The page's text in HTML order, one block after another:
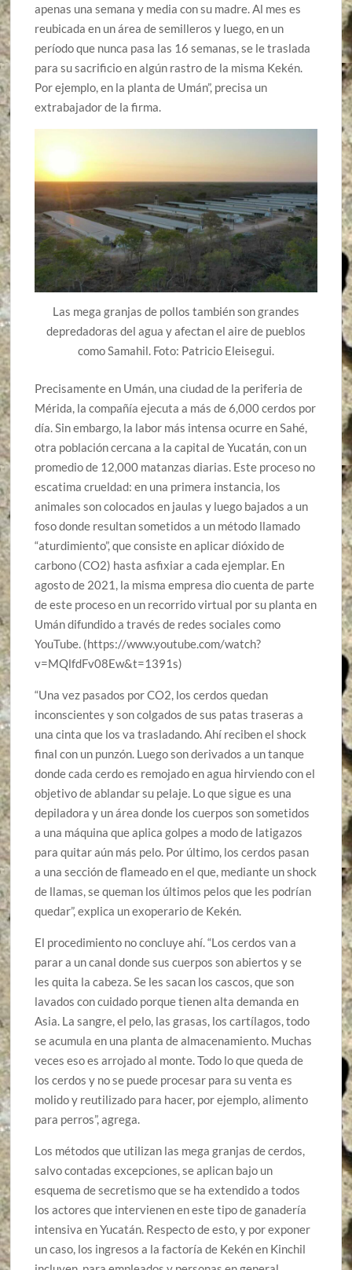
apenas una semana y media con su madre. Al mes es
reubicada en un área de semilleros y luego, en un
período que nunca pasa las 16 semanas, se le traslada
para su sacrificio en algún rastro de la misma Kekén.
Por ejemplo, en la planta de Umán”, precisa un
extrabajador de la firma.
Las mega granjas de pollos también son grandes
depredadoras del agua y afectan el aire de pueblos
como Samahil. Foto: Patricio Eleisegui.
Precisamente en Umán, una ciudad de la periferia de
Mérida, la compañía ejecuta a más de 6,000 cerdos por
día. Sin embargo, la labor más intensa ocurre en Sahé,
otra población cercana a la capital de Yucatán, con un
promedio de 12,000 matanzas diarias. Este proceso no
escatima crueldad: en una primera instancia, los
animales son colocados en jaulas y luego bajados a un
foso donde resultan sometidos a un método llamado
“aturdimiento”, que consiste en aplicar dióxido de
carbono (CO2) hasta asfixiar a cada ejemplar. En
agosto de 2021, la misma empresa dio cuenta de parte
de este proceso en un recorrido virtual por su planta en
Umán difundido a través de redes sociales como
YouTube. (https://www.youtube.com/watch?
v=MQlfdFv08Ew&t=1391s)
“Una vez pasados por CO2, los cerdos quedan
inconscientes y son colgados de sus patas traseras a
una cinta que los va trasladando. Ahí reciben el shock
final con un punzón. Luego son derivados a un tanque
donde cada cerdo es remojado en agua hirviendo con el
objetivo de ablandar su pelaje. Lo que sigue es una
depiladora y un área donde los cuerpos son sometidos
a una máquina que aplica golpes a modo de latigazos
para quitar aún más pelo. Por último, los cerdos pasan
a una sección de flameado en el que, mediante un shock
de llamas, se queman los últimos pelos que les podrían
quedar”, explica un exoperario de Kekén.
El procedimiento no concluye ahí. “Los cerdos van a
parar a un canal donde sus cuerpos son abiertos y se
les quita la cabeza. Se les sacan los cascos, que son
lavados con cuidado porque tienen alta demanda en
Asia. La sangre, el pelo, las grasas, los cartílagos, todo
se acumula en una planta de almacenamiento. Muchas
veces eso es arrojado al monte. Todo lo que queda de
los cerdos y no se puede procesar para su venta es
molido y reutilizado para hacer, por ejemplo, alimento
para perros”, agrega.
Los métodos que utilizan las mega granjas de cerdos,
salvo contadas excepciones, se aplican bajo un
esquema de secretismo que se ha extendido a todos
los actores que intervienen en este tipo de ganadería
intensiva en Yucatán. Respecto de esto, y por exponer
un caso, los ingresos a la factoría de Kekén en Kinchil